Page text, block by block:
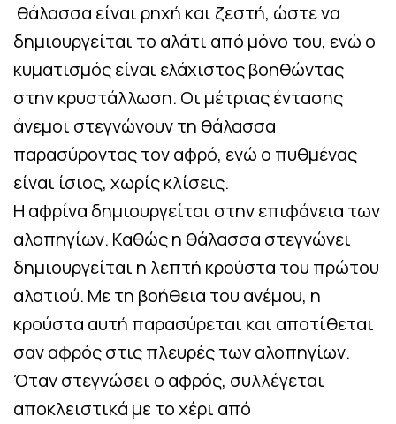
θάλασσα είναι ρηχή και ζεστή, ώστε να
δημιουργείται το αλάτι από μόνο του, ενώ ο
κυματισμός είναι ελάχιστος βοηθώντας
στην κρυστάλλωση. Οι μέτριας έντασης
άνεμοι στεγνώνουν τη θάλασσα
παρασύροντας τον αφρό, ενώ ο πυθμένας
είναι ίσιος, χωρίς κλίσεις.
Η αφρίνα δημιουργείται στην επιφάνεια των
αλοπηγίων. Καθώς η θάλασσα στεγνώνει
δημιουργείται η λεπτή κρούστα του πρώτου
αλατιού. Με τη βοήθεια του ανέμου, η
κρούστα αυτή παρασύρεται και αποτίθεται
σαν αφρός στις πλευρές των αλοπηγίων.
Όταν στεγνώσει ο αφρός, συλλέγεται
αποκλειστικά με το χέρι από